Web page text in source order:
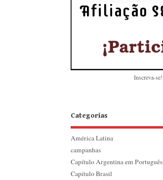
Inscreva-se!
Categorias
América Latina
campanhas
Capítulo Argentina em Português
Capítulo Brasil